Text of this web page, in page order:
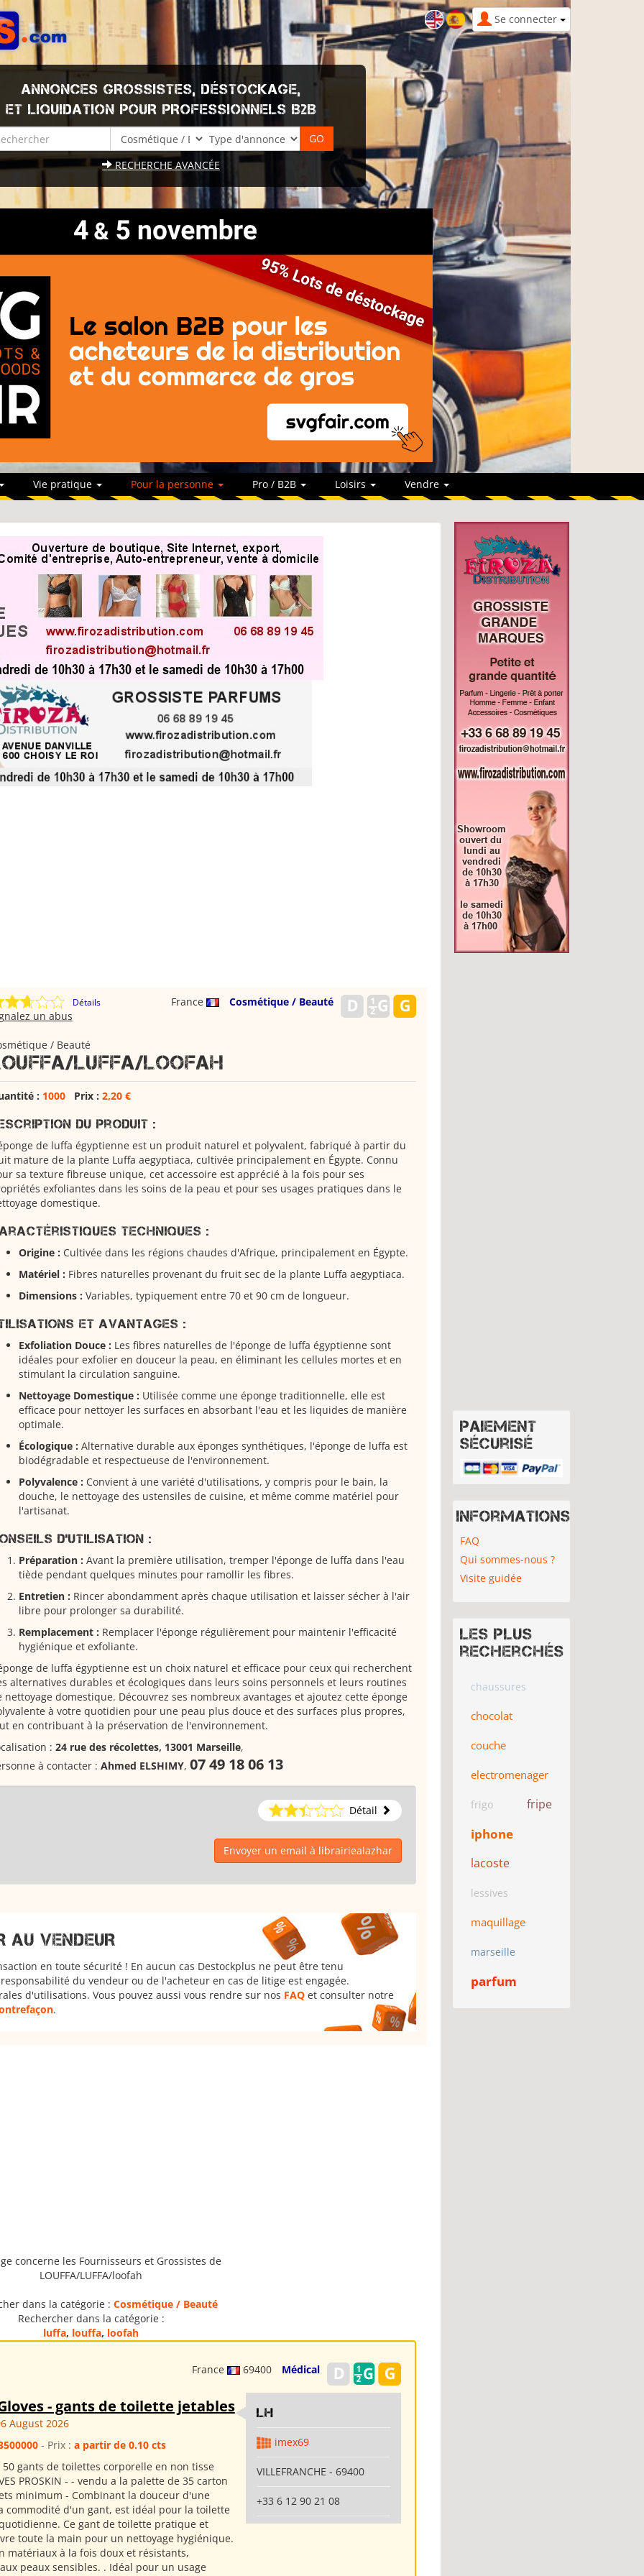
Se connecter
ANNONCES GROSSISTES, DÉSTOCKAGE,
ET LIQUIDATION POUR PROFESSIONNELS B2B
RECHERCHE AVANCÉE
Vie pratique Pour la personne Pro / B2B Loisirs Vendre
Détails France
Cosmétique / Beauté
un abus
/ Beauté
LUFFA/loofah
: 1000Prix : 2,20 €
du Produit :
de luffa égyptienne est un produit naturel et polyvalent, fabriqué à partir du
mature de la plante Luffa aegyptiaca, cultivée principalement en Égypte. Connu
sa texture fibreuse unique, cet accessoire est apprécié à la fois pour ses
exfoliantes dans les soins de la peau et pour ses usages pratiques dans le
domestique.
Techniques :
Origine : Cultivée dans les régions chaudes d'Afrique, principalement en Égypte.
Matériel : Fibres naturelles provenant du fruit sec de la plante Luffa aegyptiaca.
Dimensions : Variables, typiquement entre 70 et 90 cm de longueur.
et Avantages :
Exfoliation Douce : Les fibres naturelles de l'éponge de luffa égyptienne sont
idéales pour exfolier en douceur la peau, en éliminant les cellules mortes et en
stimulant la circulation sanguine.
Nettoyage Domestique : Utilisée comme une éponge traditionnelle, elle est
efficace pour nettoyer les surfaces en absorbant l'eau et les liquides de manière
optimale.
Écologique : Alternative durable aux éponges synthétiques, l'éponge de luffa est
biodégradable et respectueuse de l'environnement.
Polyvalence : Convient à une variété d'utilisations, y compris pour le bain, la
douche, le nettoyage des ustensiles de cuisine, et même comme matériel pour
l'artisanat.
d'Utilisation :
Préparation : Avant la première utilisation, tremper l'éponge de luffa dans l'eau
tiède pendant quelques minutes pour ramollir les fibres.
Entretien : Rincer abondamment après chaque utilisation et laisser sécher à l'air
libre pour prolonger sa durabilité.
Remplacement : Remplacer l'éponge régulièrement pour maintenir l'efficacité
hygiénique et exfoliante.
de luffa égyptienne est un choix naturel et efficace pour ceux qui recherchent
alternatives durables et écologiques dans leurs soins personnels et leurs routines
nettoyage domestique. Découvrez ses nombreux avantages et ajoutez cette éponge
à votre quotidien pour une peau plus douce et des surfaces plus propres,
en contribuant à la préservation de l'environnement.
: 24 rue des récolettes, 13001 Marseille,
à contacter : Ahmed ELSHIMY, 07 49 18 06 13
Détail
Envoyer un email à librairiealazhar
AU VENDEUR
en toute sécurité ! En aucun cas Destockplus ne peut être tenu
du vendeur ou de l'acheteur en cas de litige est engagée.
d'utilisations. Vous pouvez aussi vous rendre sur nos FAQ et consulter notre
.
concerne les Fournisseurs et Grossistes de
LOUFFA/LUFFA/loofah
dans la catégorie : Cosmétique / Beauté
Rechercher dans la catégorie :
luffa, louffa, loofah
France 69400 Médical
- gants de toilette jetables
August 2026
- Prix : a partir de 0.10 cts
50 gants de toilettes corporelle en non tisse
PROSKIN - - vendu a la palette de 35 carton
minimum - Combinant la douceur d'une
commodité d'un gant, est idéal pour la toilette
Ce gant de toilette pratique et
toute la main pour un nettoyage hygiénique.
matériaux à la fois doux et résistants,
peaux sensibles. . Idéal pour un usage
LH
imex69
VILLEFRANCHE - 69400
+33 6 12 90 21 08
Paiement
sécurisé
Informations
FAQ
Qui sommes-nous ?
Visite guidée
Les plus
recherchés
chaussures
chocolat
couche
electromenager
frigo fripe
iphone
lacoste
lessives
maquillage
marseille
parfum